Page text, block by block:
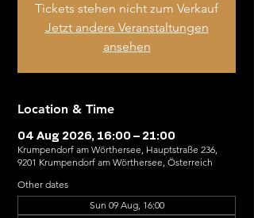
Tickets stehen nicht zum Verkauf
Jetzt andere Veranstaltungen
ansehen
Location & Time
04 Aug 2026, 16:00 – 21:00
Krumpendorf am Wörthersee, Hauptstraße 236,
9201 Krumpendorf am Wörthersee, Österreich
Other dates
Sun 09 Aug, 16:00